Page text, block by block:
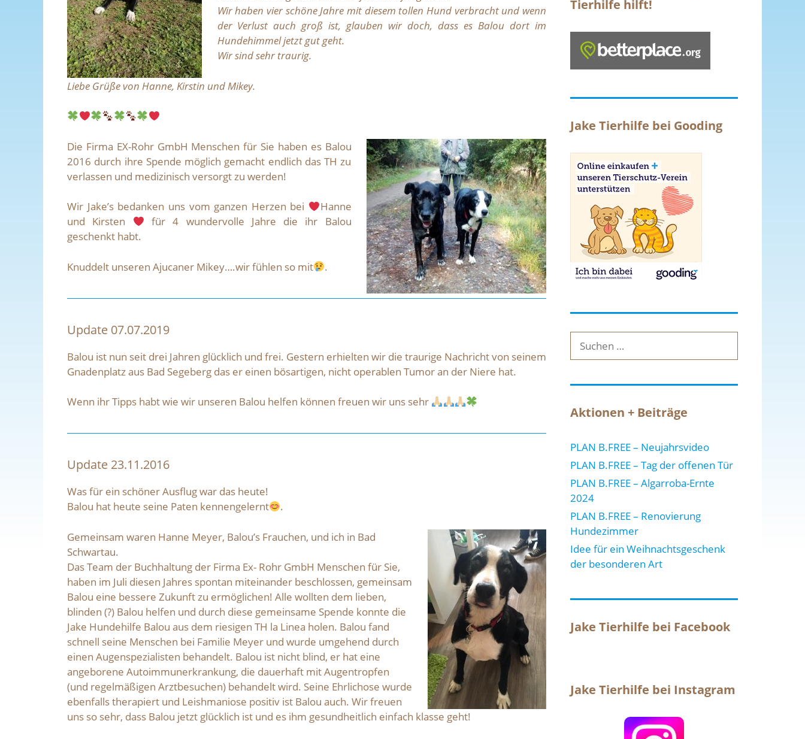
Wir haben vier schöne Jahre mit diesem tollen Hund verbracht und wenn
der Verlust auch groß ist, glauben wir doch, dass es Balou dort im
Hundehimmel jetzt gut geht.
Wir sind sehr traurig.
Liebe Grüße von Hanne, Kirstin und Mikey.
Die Firma EX-Rohr GmbH Menschen für Sie haben es Balou
2016 durch ihre Spende möglich gemacht endlich das TH zu
verlassen und medizinisch versorgt zu werden!
Wir Jake’s bedanken uns vom ganzen Herzen bei
Hanne
und Kirsten
für 4 wundervolle Jahre die ihr Balou
geschenkt habt.
Knuddelt unseren Ajucaner Mikey….wir fühlen so mit .
Update 07.07.2019
Balou ist nun seit drei Jahren glücklich und frei. Gestern erhielten wir die traurige Nachricht von seinem
Gnadenplatz aus Bad Segeberg das er einen bösartigen, nicht operablen Tumor an der Niere hat.
Wenn ihr Tipps habt wie wir unseren Balou helfen können freuen wir uns sehr
Update 23.11.2016
Was für ein schöner Ausflug war das heute!
Balou hat heute seine Paten kennengelernt
.
Gemeinsam waren Hanne Meyer, Balou’s Frauchen, und ich in Bad
Schwartau.
Das Team der Buchhaltung der Firma Ex- Rohr GmbH Menschen für Sie,
haben im Juli diesen Jahres spontan miteinander beschlossen, gemeinsam
Balou eine bessere Zukunft zu ermöglichen! Alle wollten dem lieben,
blinden (?) Balou helfen und durch diese gemeinsame Spende konnte die
Jake Hundehilfe Balou aus dem riesigen TH la Linea holen. Balou fand
schnell seine Menschen bei Familie Meyer und wurde umgehend durch
einen Augenspezialisten behandelt. Balou ist nicht blind, er hat eine
angeborene Autoimmunerkrankung, die dauerhaft mit Augentropfen
(und regelmäßigen Arztbesuchen) behandelt wird. Seine Ehrlichose wurde
ebenfalls therapiert und Leishmaniose positiv ist Balou auch. Wir freuen
uns so sehr, dass Balou jetzt glücklich ist und es ihm gesundheitlich einfach klasse geht!
Tierhilfe hilft!
Jake Tierhilfe bei Gooding
Suche
nach:
Aktionen + Beiträge
PLAN B.FREE – Neujahrsvideo
PLAN B.FREE – Tag der offenen Tür
PLAN B.FREE – Algarroba-Ernte
2024
PLAN B.FREE – Renovierung
Hundezimmer
Idee für ein Weihnachtsgeschenk
der besonderen Art
Jake Tierhilfe bei Facebook
Jake Tierhilfe bei Instagram